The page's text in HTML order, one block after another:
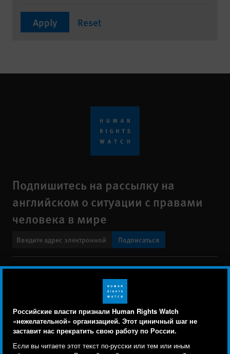
Российские власти признали Human Rights Watch
«нежелательной» организацией. Этот циничный шаг не
заставит нас прекратить свою работу по России.
Если вы читаете этот текст по-русски или тем или иным
Подпишитесь на рассылку на
английском о ситуации с правами
человека в мире
Подписаться
Свяжитесь с нами
menu
Заявление о политике конфиденциальности
Карта сайта
Text Version
© 2026 Human Rights Watch
Human Rights Watch cookie preferences
Мы используем файлы cookie, технологии